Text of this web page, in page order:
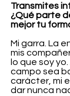
Transmites
¿Qué parte
mejor tu
Mi garra. La
mis
lo que soy
campo sea
carácter, mi
dar nunca